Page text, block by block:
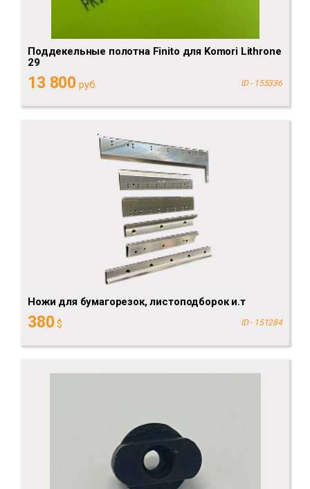
Поддекельные полотна Finito для Komori Lithrone
29
13 800 руб. ID - 155336
Ножи для бумагорезок, листоподборок и.т
380 $ ID - 151284